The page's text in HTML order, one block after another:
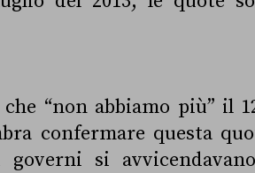
“non abbiamo più” il
confermare questa
si